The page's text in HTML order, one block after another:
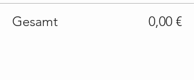
Gesamt 0,00 €